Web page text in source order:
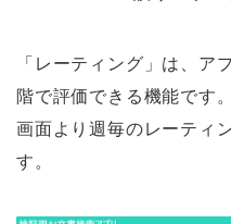
「レーティング」は、ア
階で評価できる機能です
画面より週毎のレーティ
す。